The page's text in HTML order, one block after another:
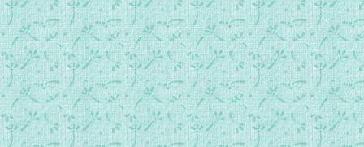
086十五、三王在马槽山洞的次日返程.mp3
087十六、圣亚纳返家.mp3
088十七、玛利亚取洁.mp3
089十八、庆典神视.mp3
090十九、圣西默盎的去世.mp3